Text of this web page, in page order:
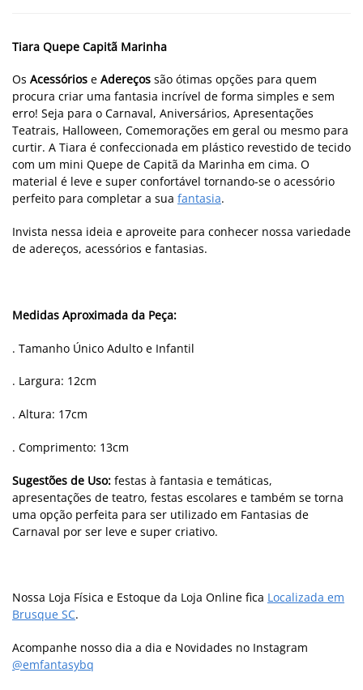
Tiara Quepe Capitã Marinha
Os Acessórios e Adereços são ótimas opções para quem
procura criar uma fantasia incrível de forma simples e sem
erro! Seja para o Carnaval, Aniversários, Apresentações
Teatrais, Halloween, Comemorações em geral ou mesmo para
curtir. A Tiara é confeccionada em plástico revestido de tecido
com um mini Quepe de Capitã da Marinha em cima. O
material é leve e super confortável tornando-se o acessório
perfeito para completar a sua fantasia.
Invista nessa ideia e aproveite para conhecer nossa variedade
de adereços, acessórios e fantasias.
Medidas Aproximada da Peça:
. Tamanho Único Adulto e Infantil
. Largura: 12cm
. Altura: 17cm
. Comprimento: 13cm
Sugestões de Uso: festas à fantasia e temáticas,
apresentações de teatro, festas escolares e também se torna
uma opção perfeita para ser utilizado em Fantasias de
Carnaval por ser leve e super criativo.
Nossa Loja Física e Estoque da Loja Online fica Localizada em
Brusque SC.
Acompanhe nosso dia a dia e Novidades no Instagram
@emfantasybq